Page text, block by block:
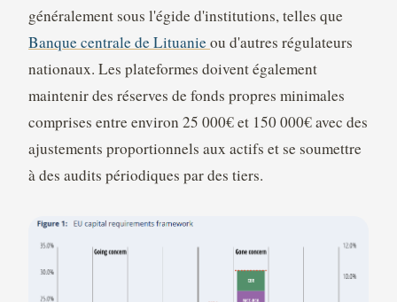
généralement sous l'égide d'institutions, telles que
Banque centrale de Lituanie ou d'autres régulateurs
nationaux. Les plateformes doivent également
maintenir des réserves de fonds propres minimales
comprises entre environ 25 000€ et 150 000€ avec des
ajustements proportionnels aux actifs et se soumettre
à des audits périodiques par des tiers.